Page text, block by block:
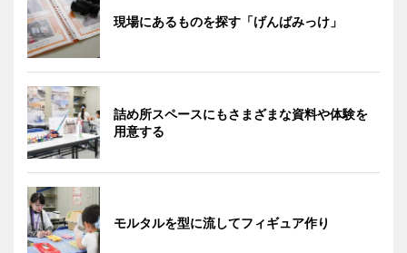
現場にあるものを探す「げんばみっけ」
詰め所スペースにもさまざまな資料や体験を
用意する
モルタルを型に流してフィギュア作り